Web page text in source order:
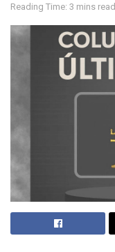
Reading Time: 3 mins read